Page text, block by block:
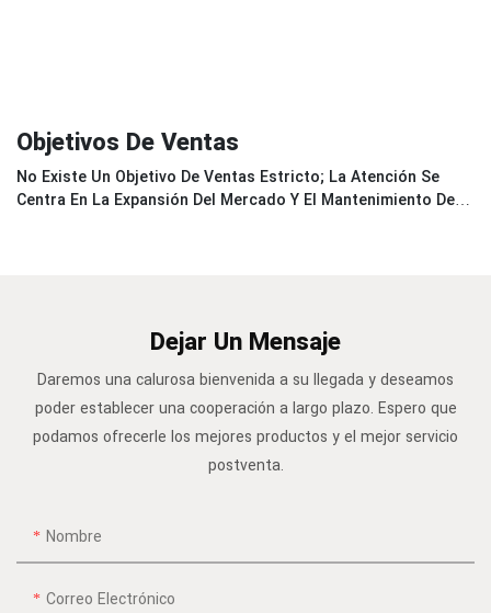
Objetivos De Ventas
No Existe Un Objetivo De Ventas Estricto; La Atención Se
Centra En La Expansión Del Mercado Y El Mantenimiento De
Dejar Un Mensaje
Daremos una calurosa bienvenida a su llegada y deseamos
poder establecer una cooperación a largo plazo. Espero que
podamos ofrecerle los mejores productos y el mejor servicio
postventa.
Nombre
Correo Electrónico